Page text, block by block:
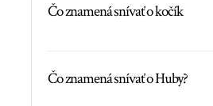
Čo znamená snívať o kočík
Čo znamená snívať o Huby?